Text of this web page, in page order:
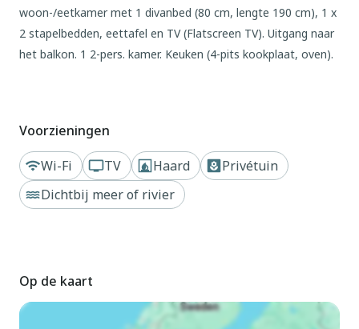
woon-/eetkamer met 1 divanbed (80 cm, lengte 190 cm), 1 x
2 stapelbedden, eettafel en TV (Flatscreen TV). Uitgang naar
het balkon. 1 2-pers. kamer. Keuken (4-pits kookplaat, oven).
beschikking: strijkijzer, haardroger. Internet (WiFi, gratis).
Parkeerplaats nr. 21 (overdekt, 1 Auto). Niet rokers woning,
parkeerplaats alleen voor een kleine auto. Maximaal 1
huisdier/hond toegestaan. Brandblusser.
Madonna di Campiglio: Gezellig, eenvoudig flatgebouw
"Fienili di Brenta", 1.553 m boven zeeniveau. Rustige, zonnige
ligging, 50 m van het skigebied. Voor medegebruik: tuin. In
Voorzieningen
Wi-Fi
TV Haard
Privétuin
Dichtbij meer of rivier
Op de kaart